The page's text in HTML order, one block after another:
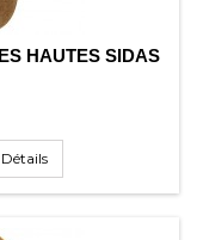
HAUTES SIDAS
Détails